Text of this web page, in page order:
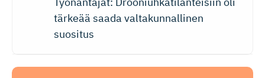
tärkeää saada valtakunnallinen
suositus